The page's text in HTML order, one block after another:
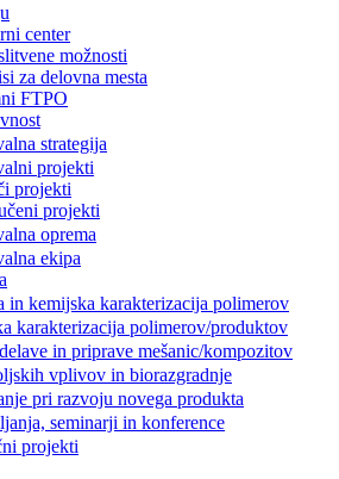
center
možnosti
za delovna mesta
FTPO
strategija
projekti
projekti
projekti
oprema
ekipa
in kemijska karakterizacija polimerov
karakterizacija polimerov/produktov
in priprave mešanic/kompozitov
vplivov in biorazgradnje
pri razvoju novega produkta
seminarji in konference
projekti